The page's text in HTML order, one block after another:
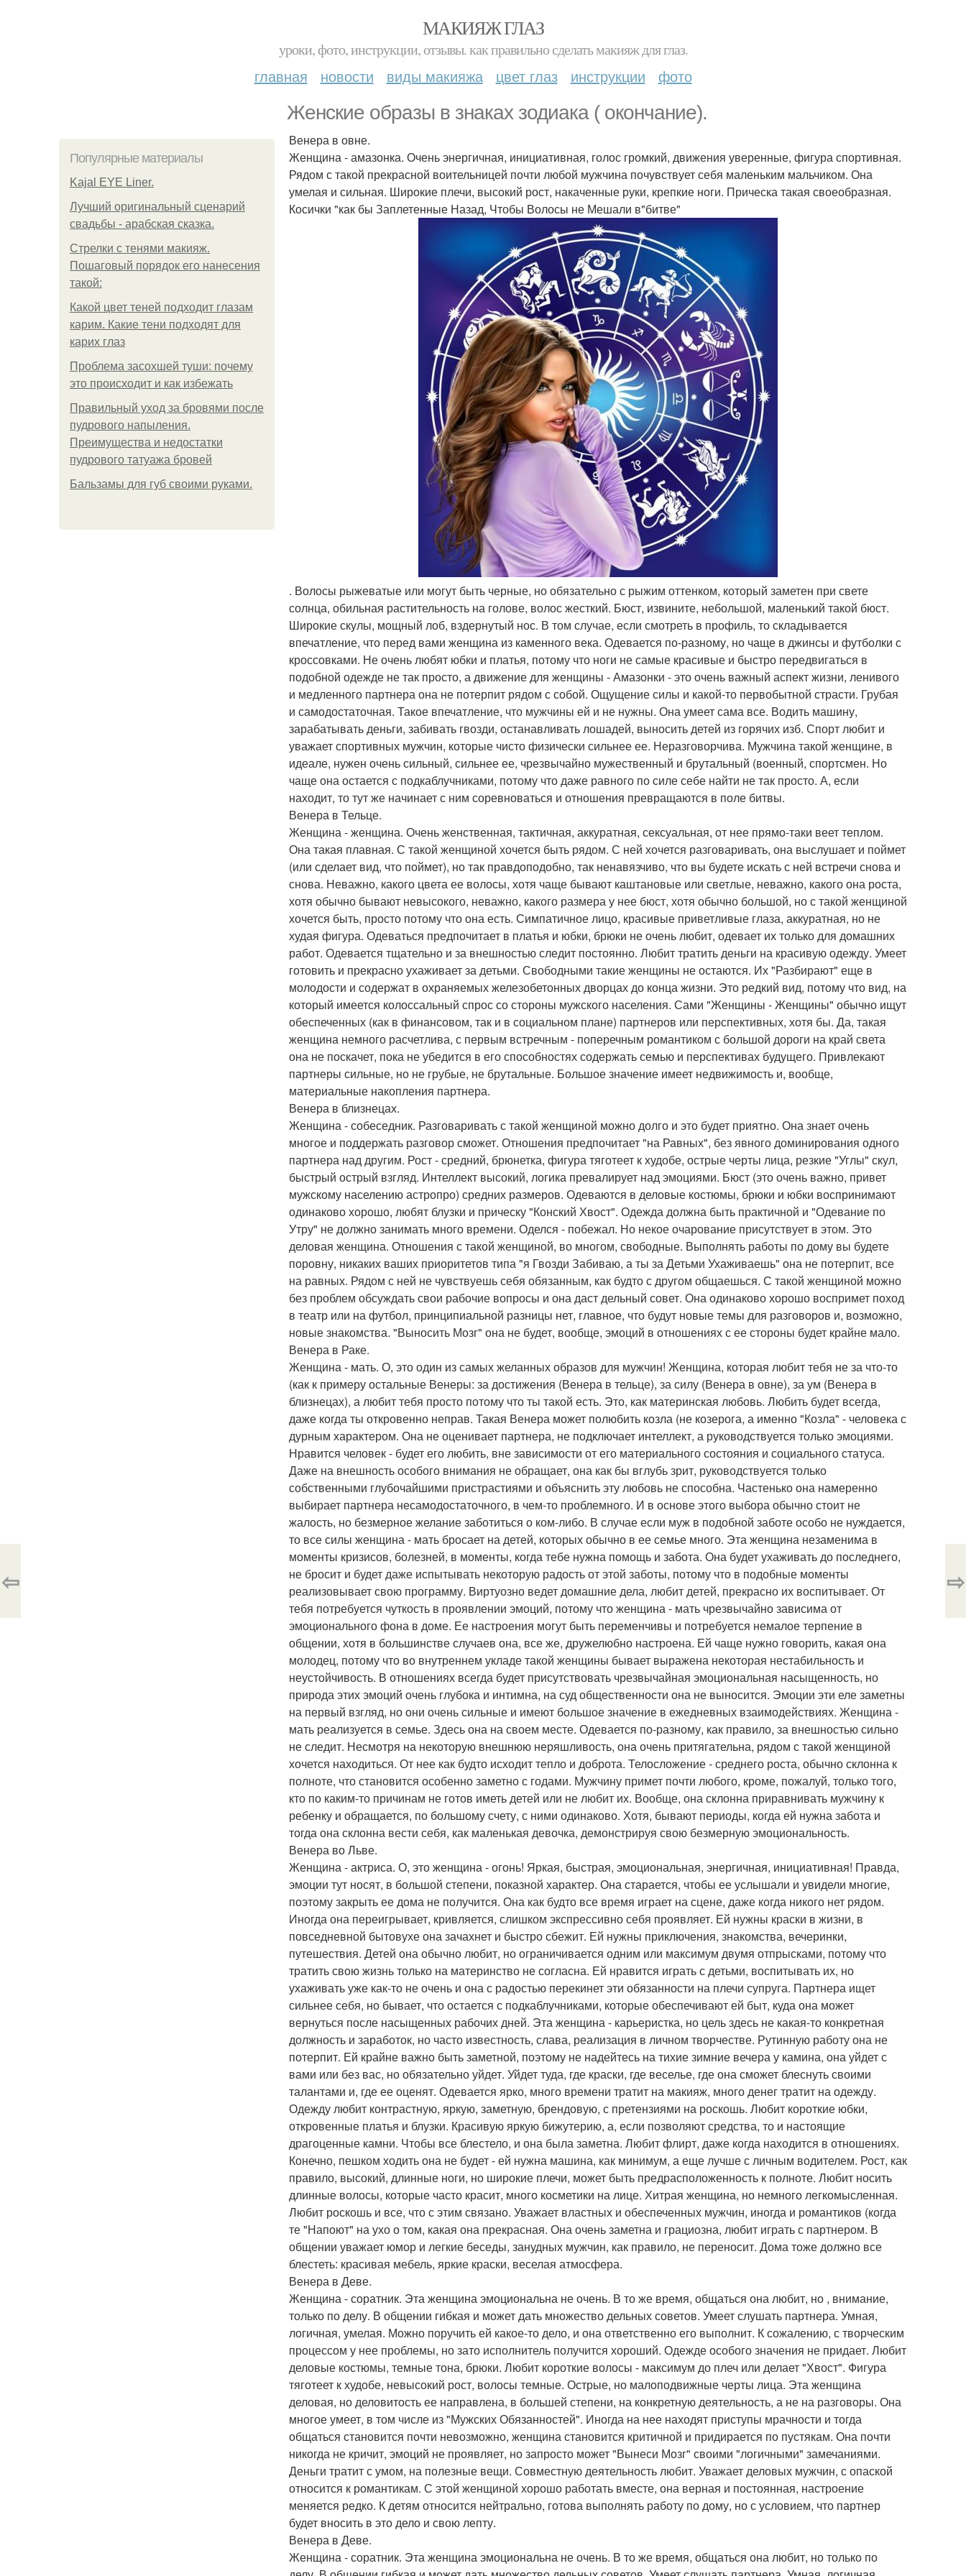
МАКИЯЖ ГЛАЗ
уроки, фото, инструкции, отзывы. как правильно сделать макияж для глаз.
главная новости виды макияжа цвет глаз инструкции фото
Женские образы в знаках зодиака ( окончание).
Популярные материалы
Kajal EYE Liner.
Лучший оригинальный сценарий
свадьбы - арабская сказка.
Стрелки с тенями макияж.
Пошаговый порядок его нанесения
такой:
Какой цвет теней подходит глазам
карим. Какие тени подходят для
карих глаз
Проблема засохшей туши: почему
это происходит и как избежать
Правильный уход за бровями после
пудрового напыления.
Преимущества и недостатки
пудрового татуажа бровей
Бальзамы для губ своими руками.
Венера в овне.
Женщина - амазонка. Очень энергичная, инициативная, голос громкий, движения уверенные, фигура спортивная.
Рядом с такой прекрасной воительницей почти любой мужчина почувствует себя маленьким мальчиком. Она
умелая и сильная. Широкие плечи, высокий рост, накаченные руки, крепкие ноги. Прическа такая своеобразная.
Косички "как бы Заплетенные Назад, Чтобы Волосы не Мешали в"битве"
. Волосы рыжеватые или могут быть черные, но обязательно с рыжим оттенком, который заметен при свете
солнца, обильная растительность на голове, волос жесткий. Бюст, извините, небольшой, маленький такой бюст.
Широкие скулы, мощный лоб, вздернутый нос. В том случае, если смотреть в профиль, то складывается
впечатление, что перед вами женщина из каменного века. Одевается по-разному, но чаще в джинсы и футболки с
кроссовками. Не очень любят юбки и платья, потому что ноги не самые красивые и быстро передвигаться в
подобной одежде не так просто, а движение для женщины - Амазонки - это очень важный аспект жизни, ленивого
и медленного партнера она не потерпит рядом с собой. Ощущение силы и какой-то первобытной страсти. Грубая
и самодостаточная. Такое впечатление, что мужчины ей и не нужны. Она умеет сама все. Водить машину,
зарабатывать деньги, забивать гвозди, останавливать лошадей, выносить детей из горячих изб. Спорт любит и
уважает спортивных мужчин, которые чисто физически сильнее ее. Неразговорчива. Мужчина такой женщине, в
идеале, нужен очень сильный, сильнее ее, чрезвычайно мужественный и брутальный (военный, спортсмен. Но
чаще она остается с подкаблучниками, потому что даже равного по силе себе найти не так просто. А, если
находит, то тут же начинает с ним соревноваться и отношения превращаются в поле битвы.
Венера в Тельце.
Женщина - женщина. Очень женственная, тактичная, аккуратная, сексуальная, от нее прямо-таки веет теплом.
Она такая плавная. С такой женщиной хочется быть рядом. С ней хочется разговаривать, она выслушает и поймет
(или сделает вид, что поймет), но так правдоподобно, так ненавязчиво, что вы будете искать с ней встречи снова и
снова. Неважно, какого цвета ее волосы, хотя чаще бывают каштановые или светлые, неважно, какого она роста,
хотя обычно бывают невысокого, неважно, какого размера у нее бюст, хотя обычно большой, но с такой женщиной
хочется быть, просто потому что она есть. Симпатичное лицо, красивые приветливые глаза, аккуратная, но не
худая фигура. Одеваться предпочитает в платья и юбки, брюки не очень любит, одевает их только для домашних
работ. Одевается тщательно и за внешностью следит постоянно. Любит тратить деньги на красивую одежду. Умеет
готовить и прекрасно ухаживает за детьми. Свободными такие женщины не остаются. Их "Разбирают" еще в
молодости и содержат в охраняемых железобетонных дворцах до конца жизни. Это редкий вид, потому что вид, на
который имеется колоссальный спрос со стороны мужского населения. Сами "Женщины - Женщины" обычно ищут
обеспеченных (как в финансовом, так и в социальном плане) партнеров или перспективных, хотя бы. Да, такая
женщина немного расчетлива, с первым встречным - поперечным романтиком с большой дороги на край света
она не поскачет, пока не убедится в его способностях содержать семью и перспективах будущего. Привлекают
партнеры сильные, но не грубые, не брутальные. Большое значение имеет недвижимость и, вообще,
материальные накопления партнера.
Венера в близнецах.
Женщина - собеседник. Разговаривать с такой женщиной можно долго и это будет приятно. Она знает очень
многое и поддержать разговор сможет. Отношения предпочитает "на Равных", без явного доминирования одного
партнера над другим. Рост - средний, брюнетка, фигура тяготеет к худобе, острые черты лица, резкие "Углы" скул,
быстрый острый взгляд. Интеллект высокий, логика превалирует над эмоциями. Бюст (это очень важно, привет
мужскому населению астропро) средних размеров. Одеваются в деловые костюмы, брюки и юбки воспринимают
одинаково хорошо, любят блузки и прическу "Конский Хвост". Одежда должна быть практичной и "Одевание по
Утру" не должно занимать много времени. Оделся - побежал. Но некое очарование присутствует в этом. Это
деловая женщина. Отношения с такой женщиной, во многом, свободные. Выполнять работы по дому вы будете
поровну, никаких ваших приоритетов типа "я Гвозди Забиваю, а ты за Детьми Ухаживаешь" она не потерпит, все
на равных. Рядом с ней не чувствуешь себя обязанным, как будто с другом общаешься. С такой женщиной можно
без проблем обсуждать свои рабочие вопросы и она даст дельный совет. Она одинаково хорошо воспримет поход
в театр или на футбол, принципиальной разницы нет, главное, что будут новые темы для разговоров и, возможно,
новые знакомства. "Выносить Мозг" она не будет, вообще, эмоций в отношениях с ее стороны будет крайне мало.
Венера в Раке.
Женщина - мать. О, это один из самых желанных образов для мужчин! Женщина, которая любит тебя не за что-то
(как к примеру остальные Венеры: за достижения (Венера в тельце), за силу (Венера в овне), за ум (Венера в
близнецах), а любит тебя просто потому что ты такой есть. Это, как материнская любовь. Любить будет всегда,
даже когда ты откровенно неправ. Такая Венера может полюбить козла (не козерога, а именно "Козла" - человека с
дурным характером. Она не оценивает партнера, не подключает интеллект, а руководствуется только эмоциями.
Нравится человек - будет его любить, вне зависимости от его материального состояния и социального статуса.
Даже на внешность особого внимания не обращает, она как бы вглубь зрит, руководствуется только
собственными глубочайшими пристрастиями и объяснить эту любовь не способна. Частенько она намеренно
выбирает партнера несамодостаточного, в чем-то проблемного. И в основе этого выбора обычно стоит не
жалость, но безмерное желание заботиться о ком-либо. В случае если муж в подобной заботе особо не нуждается,
то все силы женщина - мать бросает на детей, которых обычно в ее семье много. Эта женщина незаменима в
моменты кризисов, болезней, в моменты, когда тебе нужна помощь и забота. Она будет ухаживать до последнего,
не бросит и будет даже испытывать некоторую радость от этой заботы, потому что в подобные моменты
реализовывает свою программу. Виртуозно ведет домашние дела, любит детей, прекрасно их воспитывает. От
тебя потребуется чуткость в проявлении эмоций, потому что женщина - мать чрезвычайно зависима от
эмоционального фона в доме. Ее настроения могут быть переменчивы и потребуется немалое терпение в
общении, хотя в большинстве случаев она, все же, дружелюбно настроена. Ей чаще нужно говорить, какая она
молодец, потому что во внутреннем укладе такой женщины бывает выражена некоторая нестабильность и
неустойчивость. В отношениях всегда будет присутствовать чрезвычайная эмоциональная насыщенность, но
природа этих эмоций очень глубока и интимна, на суд общественности она не выносится. Эмоции эти еле заметны
на первый взгляд, но они очень сильные и имеют большое значение в ежедневных взаимодействиях. Женщина -
мать реализуется в семье. Здесь она на своем месте. Одевается по-разному, как правило, за внешностью сильно
не следит. Несмотря на некоторую внешнюю неряшливость, она очень притягательна, рядом с такой женщиной
хочется находиться. От нее как будто исходит тепло и доброта. Телосложение - среднего роста, обычно склонна к
полноте, что становится особенно заметно с годами. Мужчину примет почти любого, кроме, пожалуй, только того,
кто по каким-то причинам не готов иметь детей или не любит их. Вообще, она склонна приравнивать мужчину к
ребенку и обращается, по большому счету, с ними одинаково. Хотя, бывают периоды, когда ей нужна забота и
тогда она склонна вести себя, как маленькая девочка, демонстрируя свою безмерную эмоциональность.
Венера во Льве.
Женщина - актриса. О, это женщина - огонь! Яркая, быстрая, эмоциональная, энергичная, инициативная! Правда,
эмоции тут носят, в большой степени, показной характер. Она старается, чтобы ее услышали и увидели многие,
поэтому закрыть ее дома не получится. Она как будто все время играет на сцене, даже когда никого нет рядом.
Иногда она переигрывает, кривляется, слишком экспрессивно себя проявляет. Ей нужны краски в жизни, в
повседневной бытовухе она зачахнет и быстро сбежит. Ей нужны приключения, знакомства, вечеринки,
путешествия. Детей она обычно любит, но ограничивается одним или максимум двумя отпрысками, потому что
тратить свою жизнь только на материнство не согласна. Ей нравится играть с детьми, воспитывать их, но
ухаживать уже как-то не очень и она с радостью перекинет эти обязанности на плечи супруга. Партнера ищет
сильнее себя, но бывает, что остается с подкаблучниками, которые обеспечивают ей быт, куда она может
вернуться после насыщенных рабочих дней. Эта женщина - карьеристка, но цель здесь не какая-то конкретная
должность и заработок, но часто известность, слава, реализация в личном творчестве. Рутинную работу она не
потерпит. Ей крайне важно быть заметной, поэтому не надейтесь на тихие зимние вечера у камина, она уйдет с
вами или без вас, но обязательно уйдет. Уйдет туда, где краски, где веселье, где она сможет блеснуть своими
талантами и, где ее оценят. Одевается ярко, много времени тратит на макияж, много денег тратит на одежду.
Одежду любит контрастную, яркую, заметную, брендовую, с претензиями на роскошь. Любит короткие юбки,
откровенные платья и блузки. Красивую яркую бижутерию, а, если позволяют средства, то и настоящие
драгоценные камни. Чтобы все блестело, и она была заметна. Любит флирт, даже когда находится в отношениях.
Конечно, пешком ходить она не будет - ей нужна машина, как минимум, а еще лучше с личным водителем. Рост, как
правило, высокий, длинные ноги, но широкие плечи, может быть предрасположенность к полноте. Любит носить
длинные волосы, которые часто красит, много косметики на лице. Хитрая женщина, но немного легкомысленная.
Любит роскошь и все, что с этим связано. Уважает властных и обеспеченных мужчин, иногда и романтиков (когда
те "Напоют" на ухо о том, какая она прекрасная. Она очень заметна и грациозна, любит играть с партнером. В
общении уважает юмор и легкие беседы, занудных мужчин, как правило, не переносит. Дома тоже должно все
блестеть: красивая мебель, яркие краски, веселая атмосфера.
Венера в Деве.
Женщина - соратник. Эта женщина эмоциональна не очень. В то же время, общаться она любит, но , внимание,
только по делу. В общении гибкая и может дать множество дельных советов. Умеет слушать партнера. Умная,
логичная, умелая. Можно поручить ей какое-то дело, и она ответственно его выполнит. К сожалению, с творческим
процессом у нее проблемы, но зато исполнитель получится хороший. Одежде особого значения не придает. Любит
деловые костюмы, темные тона, брюки. Любит короткие волосы - максимум до плеч или делает "Хвост". Фигура
тяготеет к худобе, невысокий рост, волосы темные. Острые, но малоподвижные черты лица. Эта женщина
деловая, но деловитость ее направлена, в большей степени, на конкретную деятельность, а не на разговоры. Она
многое умеет, в том числе из "Мужских Обязанностей". Иногда на нее находят приступы мрачности и тогда
общаться становится почти невозможно, женщина становится критичной и придирается по пустякам. Она почти
никогда не кричит, эмоций не проявляет, но запросто может "Вынеси Мозг" своими "логичными" замечаниями.
Деньги тратит с умом, на полезные вещи. Совместную деятельность любит. Уважает деловых мужчин, с опаской
относится к романтикам. С этой женщиной хорошо работать вместе, она верная и постоянная, настроение
меняется редко. К детям относится нейтрально, готова выполнять работу по дому, но с условием, что партнер
будет вносить в это дело и свою лепту.
Венера в Деве.
Женщина - соратник. Эта женщина эмоциональна не очень. В то же время, общаться она любит, но только по
⇦ ⇨